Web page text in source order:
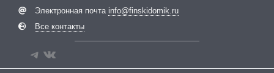
Электронная почта info@finskidomik.ru
Все контакты